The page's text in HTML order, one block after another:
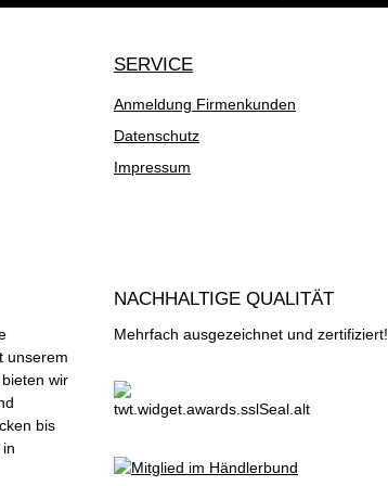
SERVICE
Anmeldung Firmenkunden
Datenschutz
Impressum
unserem
wir
bis
NACHHALTIGE QUALITÄT
Mehrfach ausgezeichnet und zertifiziert!